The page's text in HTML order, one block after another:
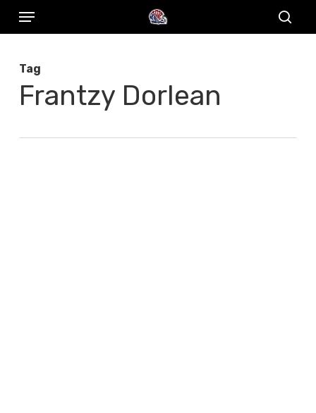
Skip
content
Menu
Tag
Frantzy Dorlean